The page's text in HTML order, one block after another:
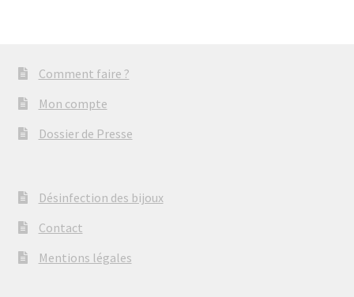
Comment faire ?
Mon compte
Dossier de Presse
Désinfection des bijoux
Contact
Mentions légales